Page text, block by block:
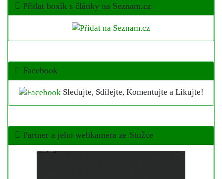
Přidat boxík s články na Seznam.cz
Facebook
Sledujte, Sdílejte, Komentujte a Likujte!
Partner a jeho webkamera ze Stožce